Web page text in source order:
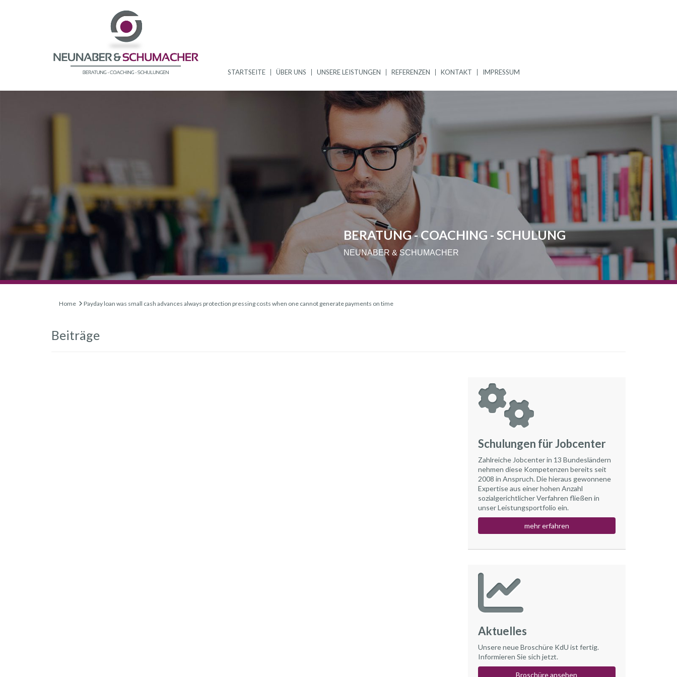
STARTSEITE ÜBER UNS UNSERE LEISTUNGEN REFERENZEN KONTAKT IMPRESSUM
BERATUNG - COACHING - SCHULUNG
NEUNABER & SCHUMACHER
Home Payday loan was small cash advances always protection pressing costs when one cannot generate payments on time
Beiträge
Schulungen für Jobcenter
Zahlreiche Jobcenter in 13 Bundesländern
nehmen diese Kompetenzen bereits seit
2008 in Anspruch. Die hieraus gewonnene
Expertise aus einer hohen Anzahl
sozialgerichtlicher Verfahren fließen in
unser Leistungsportfolio ein.
mehr erfahren
Aktuelles
Unsere neue Broschüre KdU ist fertig.
Informieren Sie sich jetzt.
Broschüre ansehen